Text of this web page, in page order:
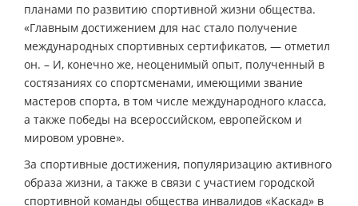
планами по развитию спортивной жизни общества.
«Главным достижением для нас стало получение
международных спортивных сертификатов, — отметил
он. – И, конечно же, неоценимый опыт, полученный в
состязаниях со спортсменами, имеющими звание
мастеров спорта, в том числе международного класса,
а также победы на всероссийском, европейском и
мировом уровне».
За спортивные достижения, популяризацию активного
образа жизни, а также в связи с участием городской
спортивной команды общества инвалидов «Каскад» в